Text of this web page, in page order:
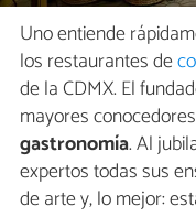
Uno entiende
los restaurantes de
de la CDMX. El
mayores
gastronomía. Al
expertos todas sus
de arte y, lo mejor: